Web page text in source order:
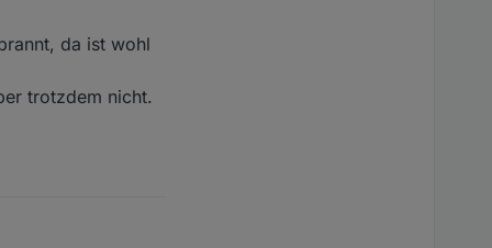
da ist wohl
trotzdem nicht.